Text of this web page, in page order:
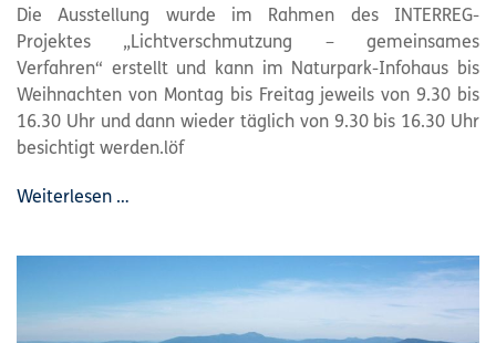
Die Ausstellung wurde im Rahmen des INTERREG-
Projektes „Lichtverschmutzung – gemeinsames
Verfahren“ erstellt und kann im
Naturpark-Infohaus bis
Weihnachten von Montag bis Freitag jeweils von 9.30 bis
16.30 Uhr und dann wieder täglich von 9.30 bis 16.30 Uhr
besichtigt werden.löf
Weiterlesen …